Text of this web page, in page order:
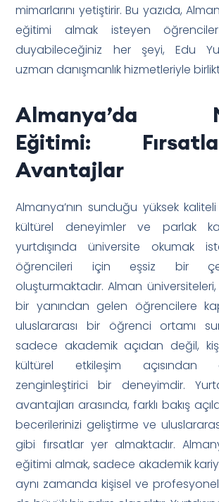
mimarlarını yetiştirir. Bu yazıda,
eğitimi almak isteyen
duyabileceğiniz her şeyi, Edu
uzman danışmanlık hizmetleriyle
Almanya’da
Eğitimi:
Avantajlar
Almanya’nın sunduğu yüksek
kültürel deneyimler ve parlak
yurtdışında üniversite okumak
öğrencileri için eşsiz bir
oluşturmaktadır. Alman
bir yanından gelen öğrencilere
uluslararası bir öğrenci ortamı
sadece akademik açıdan değil,
kültürel etkileşim
zenginleştirici bir deneyimdir.
avantajları arasında, farklı bakış
becerilerinizi geliştirme ve
gibi fırsatlar yer almaktadır.
eğitimi almak, sadece akademik
aynı zamanda kişisel ve